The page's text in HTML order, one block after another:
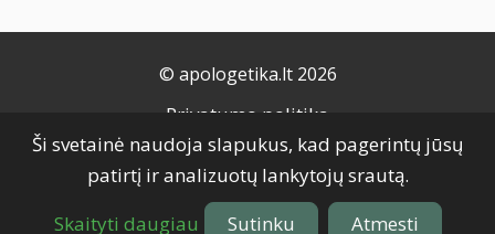
© apologetika.lt 2026
Privatumo politika
Naudojimo taisyklės
Slapukų politika
Grąžinimo taisyklės
Ši svetainė naudoja slapukus, kad pagerintų jūsų
patirtį ir analizuotų lankytojų srautą.
Skaityti daugiau
Sutinku Atmesti